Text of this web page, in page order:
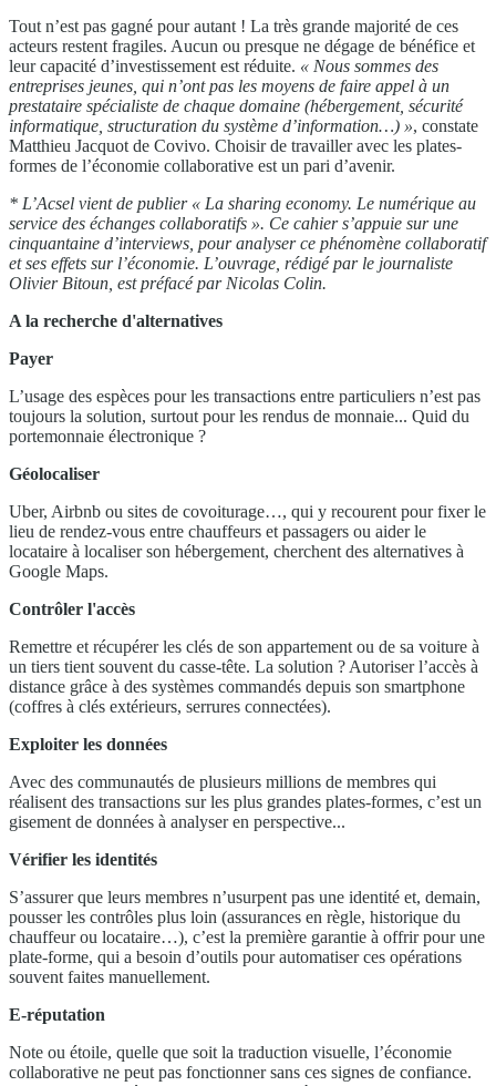
Tout n’est pas gagné pour autant ! La très grande majorité de ces
acteurs restent fragiles. Aucun ou presque ne dégage de bénéfice et
leur capacité d’investissement est réduite. « Nous sommes des
entreprises jeunes, qui n’ont pas les moyens de faire appel à un
prestataire spécialiste de chaque domaine (hébergement, sécurité
informatique, structuration du système d’information…) », constate
Matthieu Jacquot de Covivo. Choisir de travailler avec les plates-
formes de l’économie collaborative est un pari d’avenir.
* L’Acsel vient de publier « La sharing economy. Le numérique au
service des échanges collaboratifs ». Ce cahier s’appuie sur une
cinquantaine d’interviews, pour analyser ce phénomène collaboratif
et ses effets sur l’économie. L’ouvrage, rédigé par le journaliste
Olivier Bitoun, est préfacé par Nicolas Colin.
A la recherche d'alternatives
Payer
L’usage des espèces pour les transactions entre particuliers n’est pas
toujours la solution, surtout pour les rendus de monnaie... Quid du
portemonnaie électronique ?
Géolocaliser
Uber, Airbnb ou sites de covoiturage…, qui y recourent pour fixer le
lieu de rendez-vous entre chauffeurs et passagers ou aider le
locataire à localiser son hébergement, cherchent des alternatives à
Google Maps.
Contrôler l'accès
Remettre et récupérer les clés de son appartement ou de sa voiture à
un tiers tient souvent du casse-tête. La solution ? Autoriser l’accès à
distance grâce à des systèmes commandés depuis son smartphone
(coffres à clés extérieurs, serrures connectées).
Exploiter les données
Avec des communautés de plusieurs millions de membres qui
réalisent des transactions sur les plus grandes plates-formes, c’est un
gisement de données à analyser en perspective...
Vérifier les identités
S’assurer que leurs membres n’usurpent pas une identité et, demain,
pousser les contrôles plus loin (assurances en règle, historique du
chauffeur ou locataire…), c’est la première garantie à offrir pour une
plate-forme, qui a besoin d’outils pour automatiser ces opérations
souvent faites manuellement.
E-réputation
Note ou étoile, quelle que soit la traduction visuelle, l’économie
collaborative ne peut pas fonctionner sans ces signes de confiance.